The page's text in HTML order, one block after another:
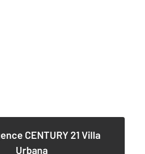
CENTURY 21 Villa
Urbana